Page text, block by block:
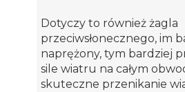
Dotyczy to również żagla
przeciwsłonecznego, im
naprężony, tym bardziej
sile wiatru na całym
skuteczne przenikanie